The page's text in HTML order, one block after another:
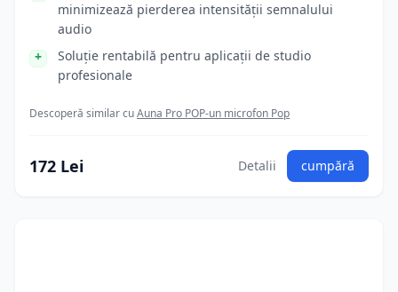
minimizează pierderea intensității semnalului
audio
Soluție rentabilă pentru aplicații de studio
profesionale
Descoperă similar cuAuna Pro POP-un microfon Pop
172 Lei Detalii cumpără